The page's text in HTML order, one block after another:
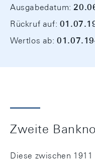
Ausgabedatum:
Rückruf auf:
Wertlos ab:
Zweite
Diese zwischen